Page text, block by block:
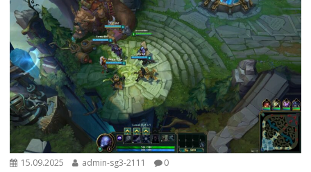
15.09.2025 admin-sg3-2111 0